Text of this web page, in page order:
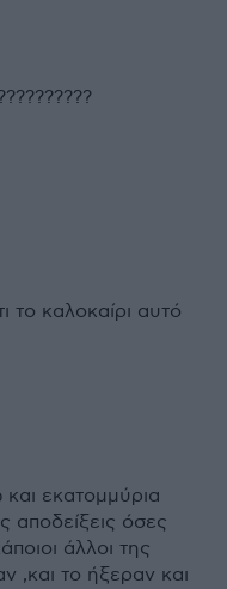
το καλοκαίρι αυτό
και εκατομμύρια
αποδείξεις όσες
άλλοι της
,και το ήξεραν και